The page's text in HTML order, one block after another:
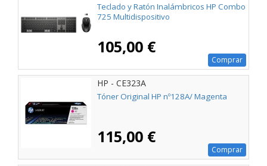
Teclado y Ratón Inalámbricos HP Combo
725 Multidispositivo
105,00 €
Comprar
HP - CE323A
Tóner Original HP nº128A/ Magenta
115,00 €
Comprar